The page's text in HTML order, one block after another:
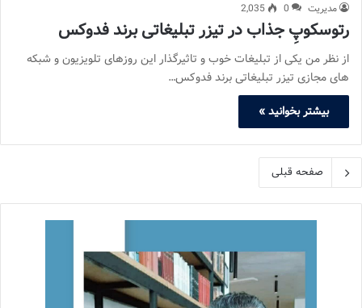
مدیریت 0
2,035
رتوسکوپِ جذاب در تیزر تبلیغاتی برند فدوکس
از نظر من یکی از تبلیغات خوب و تاثیرگذار این روزهای تلویزیون و شبکه
های مجازی تیزر تبلیغاتی برند فدوکس…
بیشتر بخوانید »
صفحه قبلی